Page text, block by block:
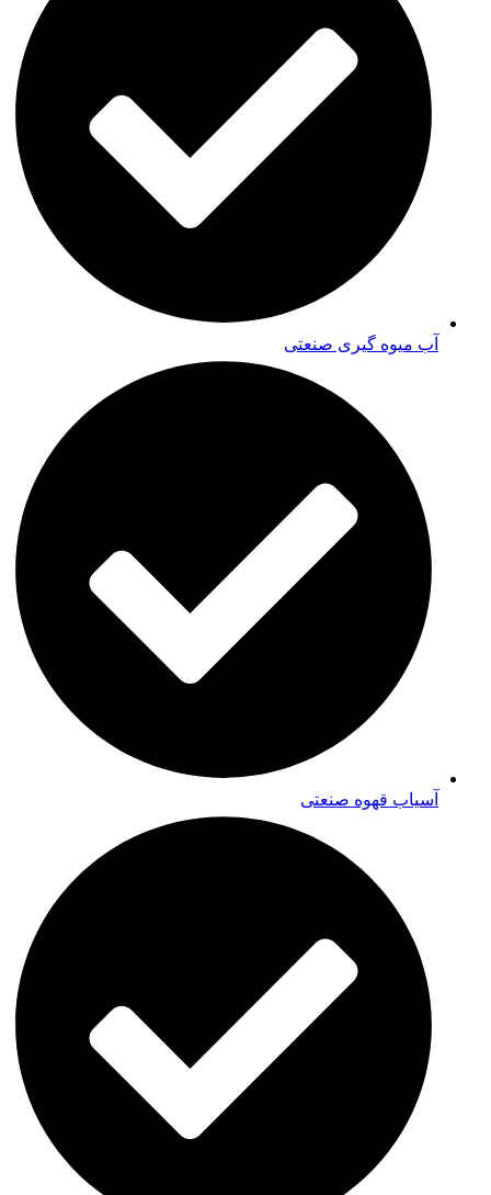
آب میوه گیری صنعتی
آسیاب قهوه صنعتی